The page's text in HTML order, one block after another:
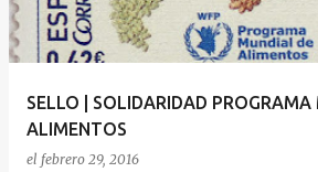
SELLO | SOLIDARIDAD PROGRAMA
ALIMENTOS
el febrero 29, 2016